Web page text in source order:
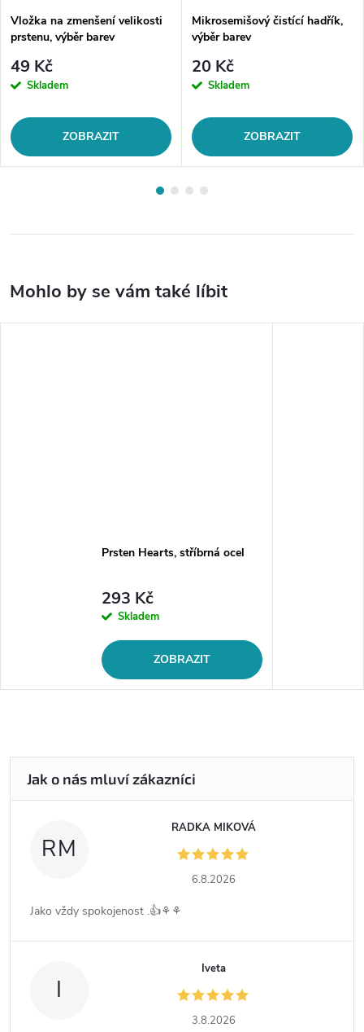
Vložka na zmenšení velikosti
prstenu, výběr barev
49 Kč
Skladem
ZOBRAZIT
Mikrosemišový čistící hadřík,
výběr barev
20 Kč
Skladem
ZOBRAZIT
Prsten Hearts, stříbrná ocel
293 Kč
Skladem
ZOBRAZIT
RM
RADKA MIKOVÁ
6.8.2026
Jako vždy spokojenost .👍⚘️⚘️
I
Iveta
3.8.2026